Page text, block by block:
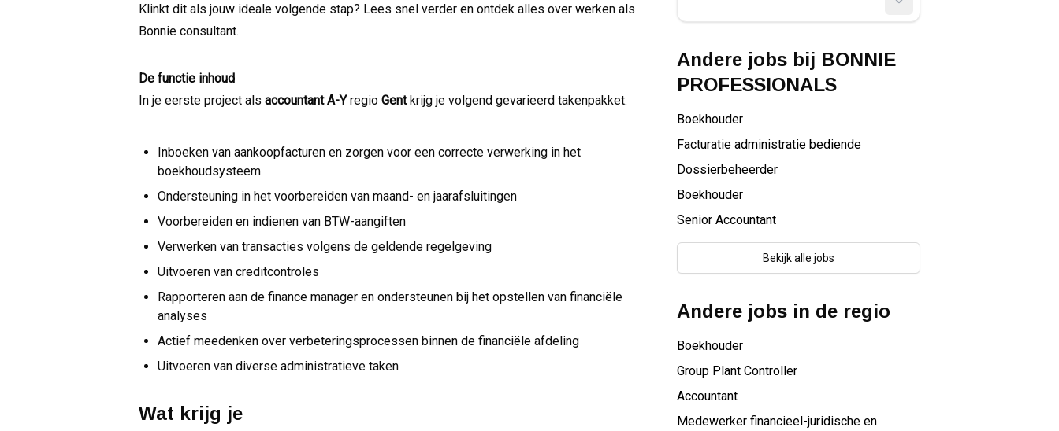
Klinkt dit als jouw ideale volgende stap? Lees snel verder en ontdek alles over werken als
Bonnie consultant.
De functie inhoud
In je eerste project als accountant A-Yregio Gentkrijg je volgend gevarieerd takenpakket:
Inboeken van aankoopfacturen en zorgen voor een correcte verwerking in het
boekhoudsysteem
Ondersteuning in het voorbereiden van maand- en jaarafsluitingen
Voorbereiden en indienen van BTW-aangiften
Verwerken van transacties volgens de geldende regelgeving
Uitvoeren van creditcontroles
Rapporteren aan de finance manager en ondersteunen bij het opstellen van financiële
analyses
Actief meedenken over verbeteringsprocessen binnen de financiële afdeling
Uitvoeren van diverse administratieve taken
Wat krijg je
Andere jobs bij BONNIE
PROFESSIONALS
Boekhouder
Facturatie administratie bediende
Dossierbeheerder
Boekhouder
Senior Accountant
Bekijk alle jobs
Andere jobs in de regio
Boekhouder
Group Plant Controller
Accountant
Medewerker financieel-juridische en